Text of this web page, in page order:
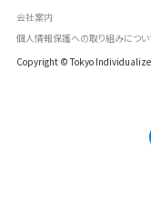
Copyright © Tokyo
会社案内
個人情報保護への取り組みについ